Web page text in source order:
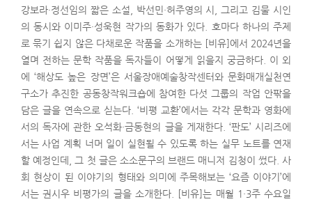
강보라·정선임의 짧은 소설, 박선민·허주영의 시, 그리고 김물 시인
의 동시와 이미주·성욱현 작가의 동화가 있다. 호마다 하나의 주제
로 묶기 쉽지 않은 다채로운 작품을 소개하는 [비유]에서 2024년을
열며 전하는 문학 작품을 독자들이 어떻게 읽을지 궁금하다. 이 외
에 ‘해상도 높은 장면’은 서울장애예술창작센터와 문화매개실천연
구소가 추진한 공동창작워크숍에 참여한 다섯 그룹의 작업 안팎을
담은 글을 연속으로 싣는다. ‘비평 교환’에서는 각각 문학과 영화에
서의 독자에 관한 오석화·금동현의 글을 게재한다. ‘판도’ 시리즈에
서는 사업 계획 너머 일이 실현될 수 있도록 하는 실무 노트를 연재
할 예정인데, 그 첫 글은 소소문구의 브랜드 매니저 김청이 썼다. 사
회 현상이 된 이야기의 형태와 의미에 주목해보는 ‘요즘 이야기’에
서는 권시우 비평가의 글을 소개한다. [비유]는 매월 1·3주 수요일